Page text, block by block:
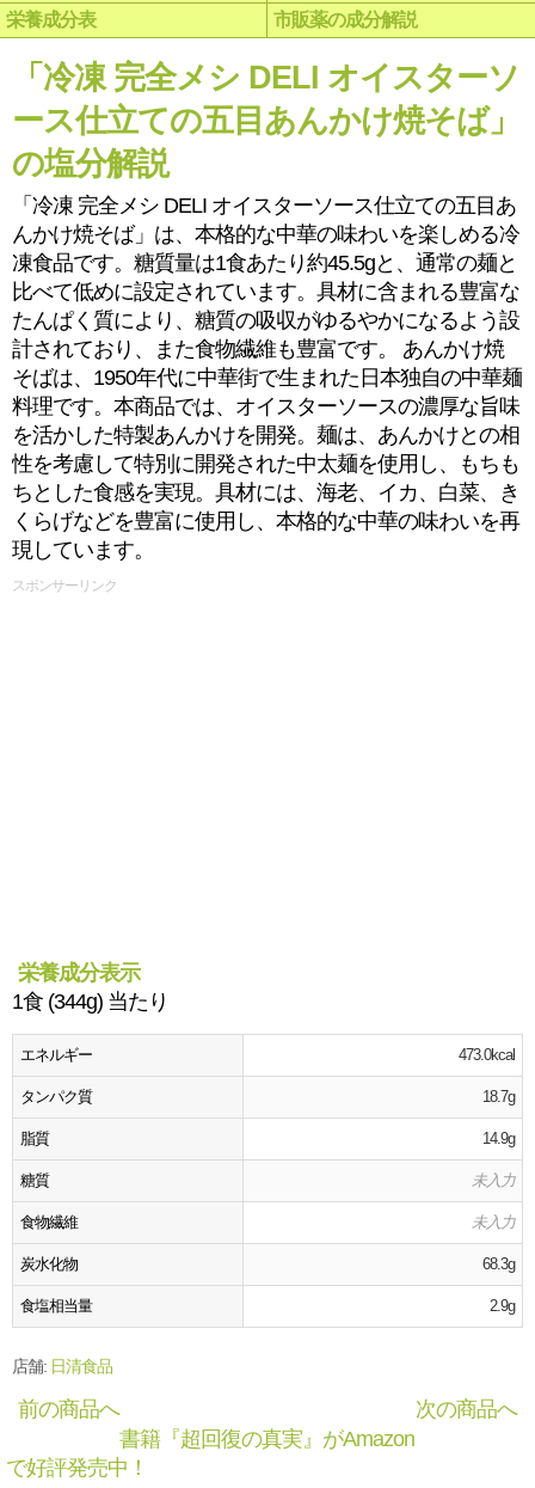
栄養成分表
市販薬の成分解説
「冷凍 完全メシ DELI オイスターソ
ース仕立ての五目あんかけ焼そば」
の塩分解説
「冷凍 完全メシ DELI オイスターソース仕立ての五目あ
んかけ焼そば」は、本格的な中華の味わいを楽しめる冷
凍食品です。糖質量は1食あたり約45.5gと、通常の麺と
比べて低めに設定されています。具材に含まれる豊富な
たんぱく質により、糖質の吸収がゆるやかになるよう設
計されており、また食物繊維も豊富です。 あんかけ焼
そばは、1950年代に中華街で生まれた日本独自の中華麺
料理です。本商品では、オイスターソースの濃厚な旨味
を活かした特製あんかけを開発。麺は、あんかけとの相
性を考慮して特別に開発された中太麺を使用し、もちも
ちとした食感を実現。具材には、海老、イカ、白菜、き
くらげなどを豊富に使用し、本格的な中華の味わいを再
現しています。
スポンサーリンク
栄養成分表示
1食 (344g) 当たり
エネルギー 473.0kcal
タンパク質 18.7g
脂質 14.9g
糖質 未入力
食物繊維 未入力
炭水化物 68.3g
食塩相当量 2.9g
店舗: 日清食品
前の商品へ
次の商品へ
書籍『超回復の真実』がAmazon
で好評発売中！